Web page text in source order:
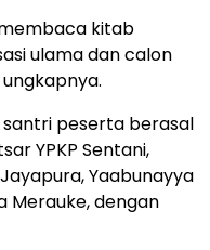
kitab
ulama dan calon
peserta berasal
YPKP Sentani,
Yaabunayya
Merauke, dengan